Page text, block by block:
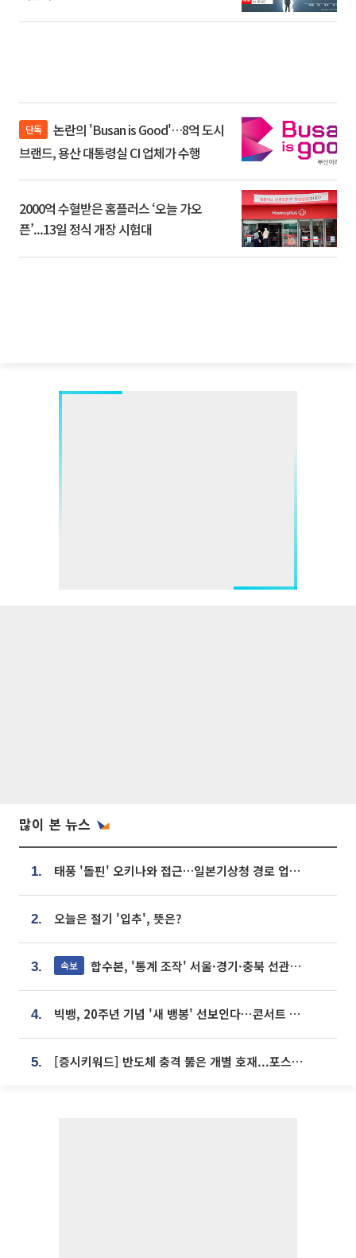
단독
브랜드, 용산 대통령실 CI 업체가 수행
2000억 수혈받은 홈플러스 ‘오늘 가오
픈’...13일 정식 개장 시험대
많이 본 뉴스
1. 태풍 '돌핀' 오키나와 접근…일본기상청 경로 업데이트
2. 오늘은 절기 '입추', 뜻은?
3. 속보 합수본, '통계 조작' 서울·경기·충북 선관위 등 추가 압수수색
4. 빅뱅, 20주년 기념 '새 뱅봉' 선보인다⋯콘서트 앞두고 팝업 개최
5. [증시키워드] 반도체 충격 뚫은 개별 호재...포스코퓨처엠·에코프로·한화솔루션 '눈길'